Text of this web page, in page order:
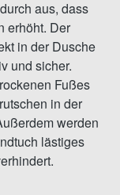
aus, dass
erhöht. Der
in der Dusche
und sicher.
Fußes
in der
werden
lästiges